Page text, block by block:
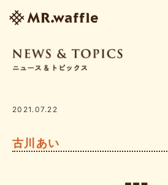
2021.07.22
古川あい